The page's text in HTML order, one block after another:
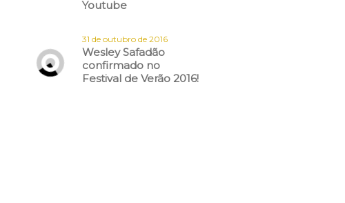
Youtube
31 de outubro de 2016
Wesley Safadão
confirmado no
Festival de Verão 2016!